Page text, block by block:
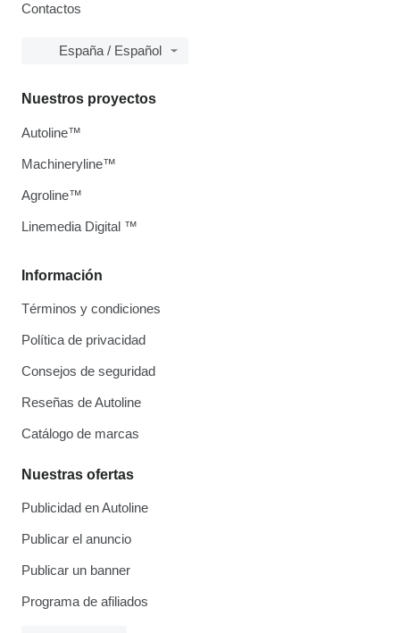
Contactos
España / Español
Información
Términos y condiciones
Política de privacidad
Consejos de seguridad
Reseñas de Autoline
Catálogo de marcas
Nuestras ofertas
Publicidad en Autoline
Publicar el anuncio
Publicar un banner
Programa de afiliados
Nuestros proyectos
Autoline™
Machineryline™
Agroline™
Linemedia Digital ™